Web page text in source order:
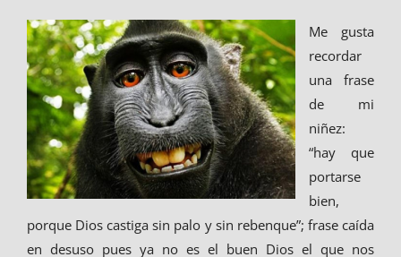
Me gusta
recordar
una frase
de mi
niñez:
“hay que
portarse
bien,
porque Dios castiga sin palo y sin rebenque”; frase caída
en desuso pues ya no es el buen Dios el que nos